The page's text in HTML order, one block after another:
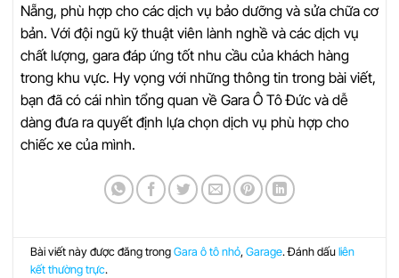
Nẵng, phù hợp cho các dịch vụ bảo dưỡng và sửa chữa cơ
bản. Với đội ngũ kỹ thuật viên lành nghề và các dịch vụ
chất lượng, gara đáp ứng tốt nhu cầu của khách hàng
trong khu vực. Hy vọng với những thông tin trong bài viết,
bạn đã có cái nhìn tổng quan về Gara Ô Tô Đức và dễ
dàng đưa ra quyết định lựa chọn dịch vụ phù hợp cho
chiếc xe của mình.
Bài viết này được đăng trongGara ô tô nhỏ,Garage. Đánh dấuliên
kết thường trực.